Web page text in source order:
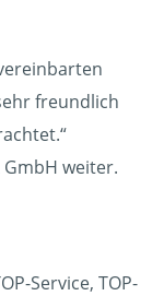
freundlich
weiter.
Service, TOP-